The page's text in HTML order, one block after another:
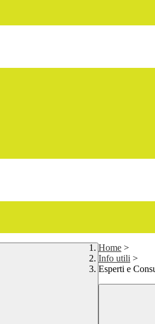
Home >
Info utili >
Esperti e